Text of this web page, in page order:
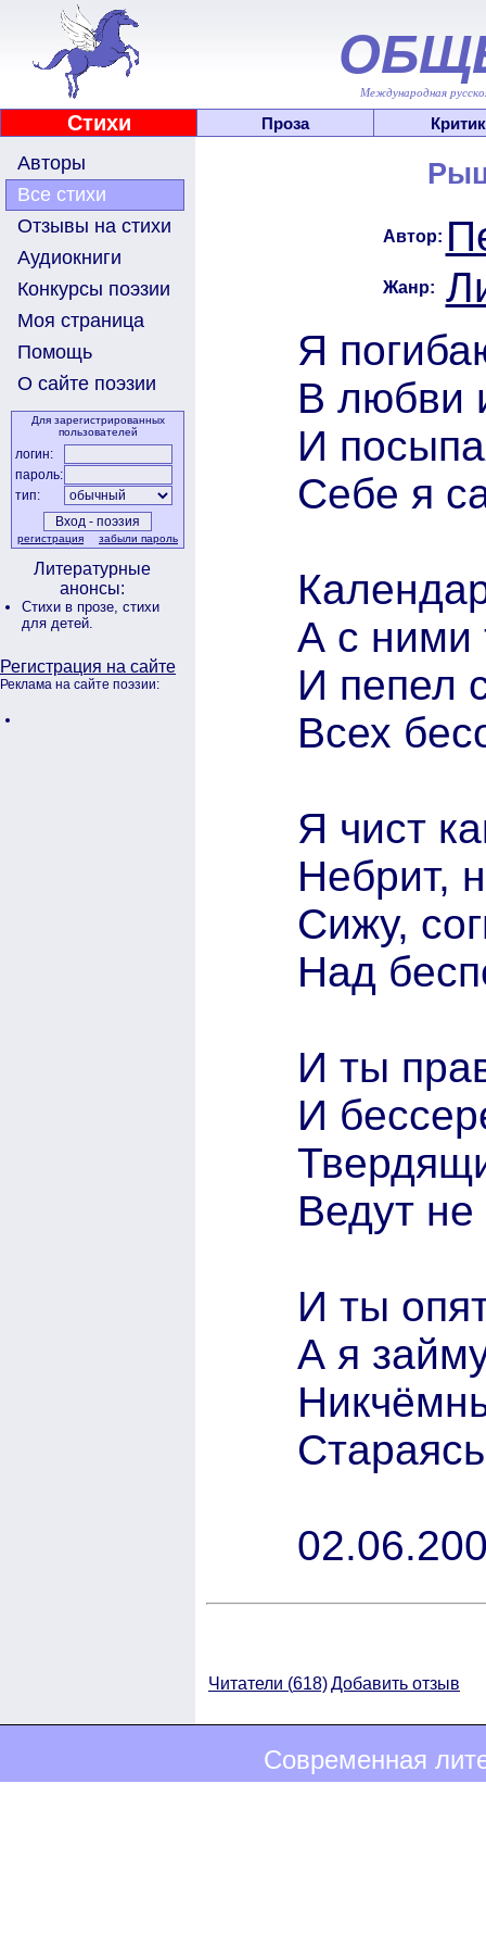
Международная
Стихи Проза
Авторы
Все стихи
Отзывы на стихи
Аудиокниги
Конкурсы поэзии
Моя страница
Помощь
О сайте поэзии
Для зарегистрированных
пользователей
логин:
пароль:
тип:
регистрация забыли пароль
Литературные
анонсы:
Стихи в прозе, стихи
для детей.
Регистрация на сайте
Реклама на сайте поэзии:
Автор:
Жанр:
Я
В любви
И
Себе я
А с ними
И пепел
Всех
Я чист
Небрит,
Сижу,
Над
И ты
И
Ведут
И ты
А я
Читатели (618)Добавить отзыв
Современная